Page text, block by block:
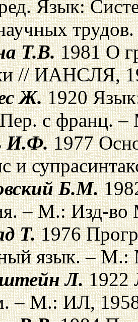
Язык:
Т.В.1981 О
// ИАНСЛЯ,
Ж.1920 Язык:
с франц. –
И.Ф.1977
и
Б.М.
– М.: Изд-во
Т.1976
язык. –
Л.1922
– М.: ИЛ,